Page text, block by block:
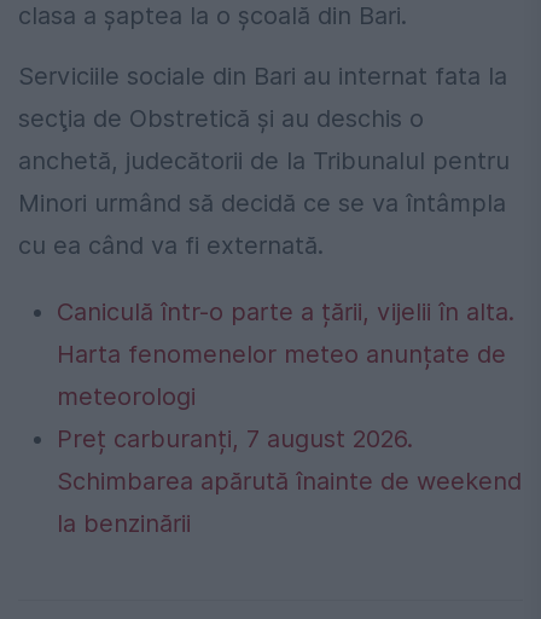
clasa a şaptea la o şcoală din Bari.
Serviciile sociale din Bari au internat fata la
secţia de Obstretică şi au deschis o
anchetă, judecătorii de la Tribunalul pentru
Minori urmând să decidă ce se va întâmpla
cu ea când va fi externată.
Caniculă într-o parte a țării, vijelii în alta.
Harta fenomenelor meteo anunțate de
meteorologi
Preț carburanți, 7 august 2026.
Schimbarea apărută înainte de weekend
la benzinării